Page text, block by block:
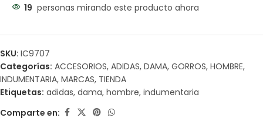
19 personas mirando este producto ahora
SKU: IC9707
Categorías: ACCESORIOS, ADIDAS, DAMA, GORROS, HOMBRE,
INDUMENTARIA, MARCAS, TIENDA
Etiquetas: adidas, dama, hombre, indumentaria
Comparte en: